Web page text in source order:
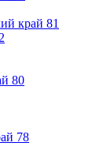
край 81
80
78